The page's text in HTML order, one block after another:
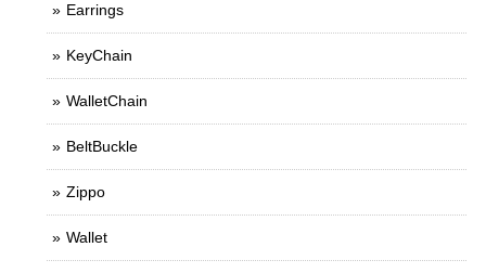
Earrings
KeyChain
WalletChain
BeltBuckle
Zippo
Wallet